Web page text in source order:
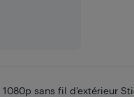
1080p sans fil d'extérieur